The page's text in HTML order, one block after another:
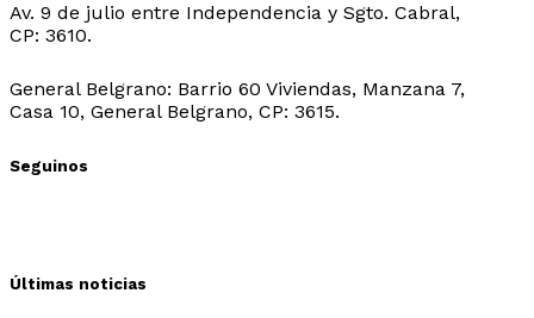
Av. 9 de julio entre Independencia y Sgto. Cabral,
CP: 3610.
General Belgrano: Barrio 60 Viviendas, Manzana 7,
Casa 10, General Belgrano, CP: 3615.
Seguinos
Últimas noticias